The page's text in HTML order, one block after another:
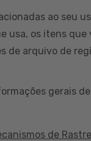
ao seu
usa, os itens
de arquivo de
gerais
de